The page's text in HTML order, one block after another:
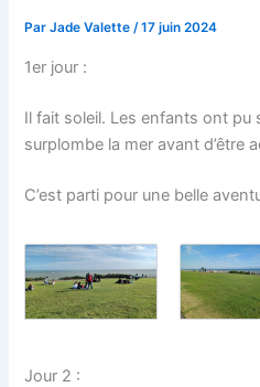
ParJade Valette/17 juin 2024
1er jour :
Il fait soleil. Les enfants ont pu
surplombe la mer avant d’être
C’est parti pour une belle
Jour 2 :